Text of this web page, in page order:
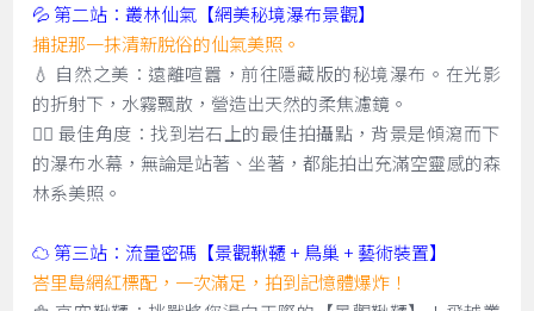
💦 第二站：叢林仙氣【網美秘境瀑布景觀】
捕捉那一抹清新脫俗的仙氣美照。
💧 自然之美：遠離喧囂，前往隱藏版的秘境瀑布。在光影
的折射下，水霧飄散，營造出天然的柔焦濾鏡。
🧚‍♀️ 最佳角度：找到岩石上的最佳拍攝點，背景是傾瀉而下
的瀑布水幕，無論是站著、坐著，都能拍出充滿空靈感的森
林系美照。
☁️ 第三站：流量密碼【景觀鞦韆 + 鳥巢 + 藝術裝置】
峇里島網紅標配，一次滿足，拍到記憶體爆炸！